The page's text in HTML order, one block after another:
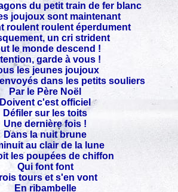
du petit train de fer blanc
joujoux sont maintenant
roulent roulent éperdument
un cri strident
le monde descend !
garde à vous !
les jeunes joujoux
dans les petits souliers
Par le Père Noël
Doivent c'est officiel
Défiler sur les toits
Une dernière fois !
Dans la nuit brune
au clair de la lune
les poupées de chiffon
Qui font font
tours et s'en vont
En ribambelle